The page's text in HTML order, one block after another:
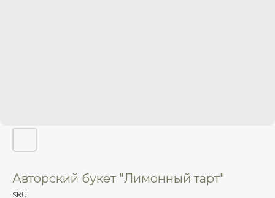
Авторский букет "Лимонный тарт"
SKU: